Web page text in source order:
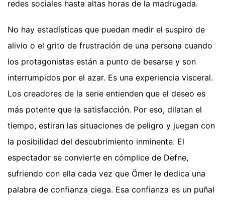
redes sociales hasta altas horas de la madrugada.
No hay estadísticas que puedan medir el suspiro de
alivio o el grito de frustración de una persona cuando
los protagonistas están a punto de besarse y son
interrumpidos por el azar. Es una experiencia visceral.
Los creadores de la serie entienden que el deseo es
más potente que la satisfacción. Por eso, dilatan el
tiempo, estiran las situaciones de peligro y juegan con
la posibilidad del descubrimiento inminente. El
espectador se convierte en cómplice de Defne,
sufriendo con ella cada vez que Ömer le dedica una
palabra de confianza ciega. Esa confianza es un puñal